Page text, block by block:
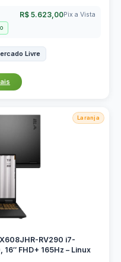
R$ 5.623,00Pix a Vista
Livre
Laranja
RV290 i7-
FHD+ 165Hz – Linux